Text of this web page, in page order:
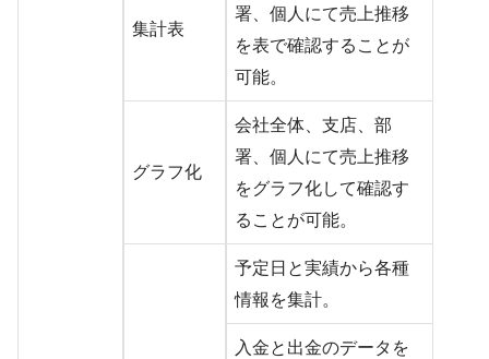
集計表
署、個人にて売上推移
を表で確認することが
可能。
グラフ化
会社全体、支店、部
署、個人にて売上推移
をグラフ化して確認す
ることが可能。
予定日と実績から各種
情報を集計。
入金と出金のデータを